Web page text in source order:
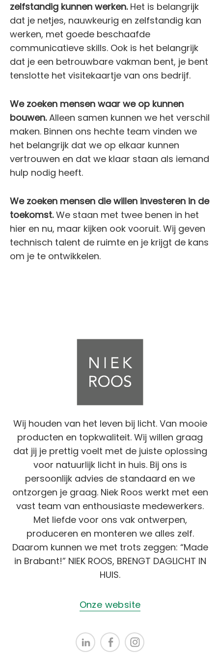
zelfstandig kunnen werken. Het is belangrijk
dat je netjes, nauwkeurig en zelfstandig kan
werken, met goede beschaafde
communicatieve skills. Ook is het belangrijk
dat je een betrouwbare vakman bent, je bent
tenslotte het visitekaartje van ons bedrijf.
We zoeken mensen waar we op kunnen
bouwen.Alleen samen kunnen we het verschil
maken. Binnen ons hechte team vinden we
het belangrijk dat we op elkaar kunnen
vertrouwen en dat we klaar staan als iemand
hulp nodig heeft.
We zoeken mensen die willen investeren in de
toekomst.We staan met twee benen in het
hier en nu, maar kijken ook vooruit. Wij geven
technisch talent de ruimte en je krijgt de kans
om je te ontwikkelen.
Wij houden van het leven bij licht. Van mooie
producten en topkwaliteit. Wij willen graag
dat jij je prettig voelt met de juiste oplossing
voor natuurlijk licht in huis. Bij ons is
persoonlijk advies de standaard en we
ontzorgen je graag. Niek Roos werkt met een
vast team van enthousiaste medewerkers.
Met liefde voor ons vak ontwerpen,
produceren en monteren we alles zelf.
Daarom kunnen we met trots zeggen: “Made
in Brabant!” NIEK ROOS, BRENGT DAGLICHT IN
HUIS.
Onze website